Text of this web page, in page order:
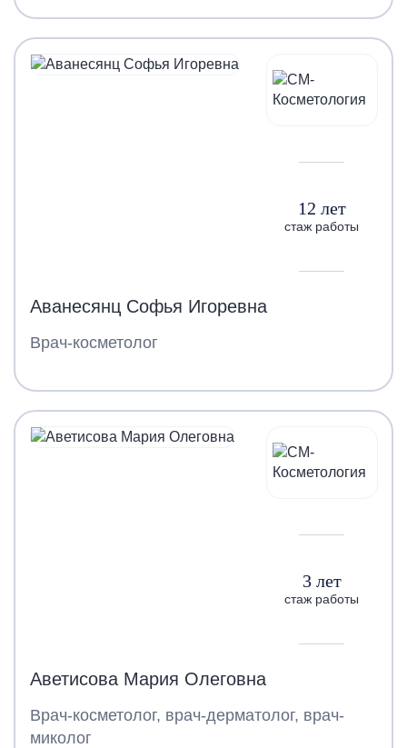
12 лет
стаж работы
Аванесянц Софья Игоревна
Врач-косметолог
3 лет
стаж работы
Аветисова Мария Олеговна
Врач-косметолог, врач-дерматолог, врач-
миколог